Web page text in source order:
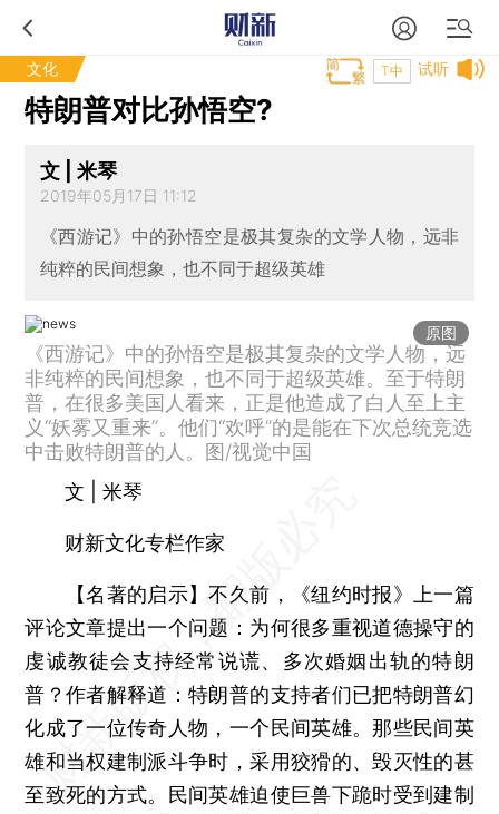
文化 试听
T中
特朗普对比孙悟空?
文 | 米琴
2019年05月17日 11:12
《西游记》中的孙悟空是极其复杂的文学人物，远非
纯粹的民间想象，也不同于超级英雄
原图
《西游记》中的孙悟空是极其复杂的文学人物，远
非纯粹的民间想象，也不同于超级英雄。至于特朗
普，在很多美国人看来，正是他造成了白人至上主
义“妖雾又重来”。他们“欢呼”的是能在下次总统竞选
中击败特朗普的人。图/视觉中国
文 | 米琴
财新文化专栏作家
【名著的启示】不久前，《纽约时报》上一篇
评论文章提出一个问题：为何很多重视道德操守的
虔诚教徒会支持经常说谎、多次婚姻出轨的特朗
普？作者解释道：特朗普的支持者们已把特朗普幻
化成了一位传奇人物，一个民间英雄。那些民间英
雄和当权建制派斗争时，采用狡猾的、毁灭性的甚
至致死的方式。民间英雄迫使巨兽下跪时受到建制